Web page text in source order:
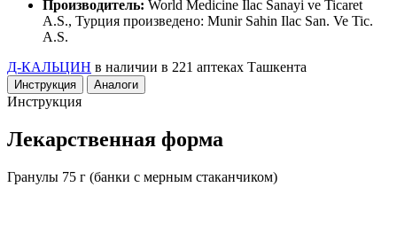
Производитель: World Medicine Ilac Sanayi ve Ticaret
A.S., Турция произведено: Munir Sahin Ilac San. Ve Tic.
A.S.
Д-КАЛЬЦИН в наличии в 221 аптеках Ташкента
Инструкция Аналоги
Инструкция
Лекарственная форма
Гранулы 75 г (банки с мерным стаканчиком)